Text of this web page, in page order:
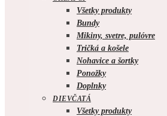
Všetky produkty
Bundy
Mikiny, svetre, pulóvre
Tričká a košele
Nohavice a šortky
Ponožky
Doplnky
DIEVČATÁ
Všetky produkty